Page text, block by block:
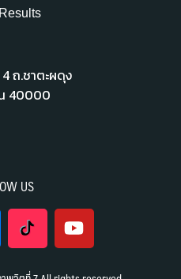
ถ.ชาตะผดุง
น 40000
US